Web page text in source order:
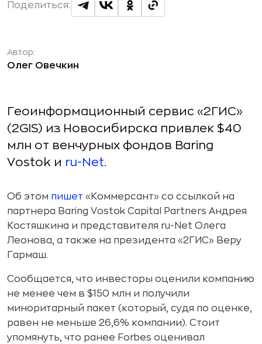
Поделиться:
Автор:
Олег Овечкин
Геоинформационный сервис «2ГИС»
(2GIS) из Новосибирска привлек $40
млн от венчурных фондов Baring
Vostok и ru-Net.
Об этом пишет «Коммерсант» со ссылкой на
партнера Baring Vostok Capital Partners Андрея
Костяшкина и представителя ru-Net Олега
Леонова, а также на президента «2ГИС» Веру
Гармаш.
Сообщается, что инвесторы оценили компанию
не менее чем в $150 млн и получили
миноритарный пакет (который, судя по оценке,
равен не меньше 26,6% компании). Стоит
упомянуть, что ранее Forbes оценивал